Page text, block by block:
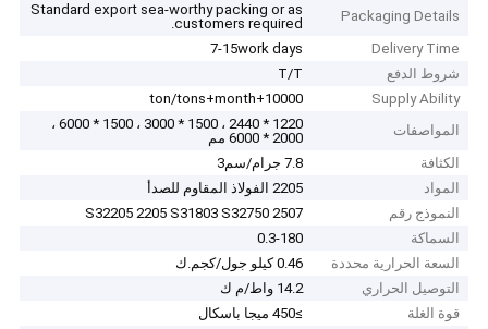
Packaging Details
Standard export sea-worthy packing or as
customers required.
Delivery Time
7-15work days
شروط الدفع
T/T
Supply Ability
10000+ton/tons+month
المواصفات
1220 * 2440 ، 1500 * 3000 ، 1500 * 6000 ،
2000 * 6000 مم
الكثافة
7.8 جرام/سم3
المواد
2205 الفولاذ المقاوم للصدأ
النموذج رقم
S32205 2205 S31803 S32750 2507
السماكة
0.3-180
السعة الحرارية محددة
0.46 كيلو جول/كجم.ك
التوصيل الحراري
14.2 واط/م ك
قوة الغلة
≥450 ميجا باسكال